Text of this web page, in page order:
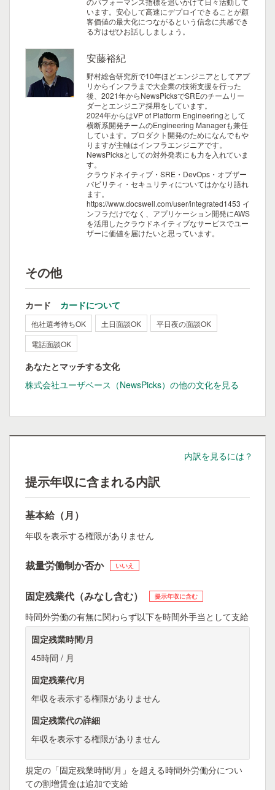
います。安心して高速にデプロイできることが顧
客価値の最大化につながるという信念に共感でき
る方はぜひお話ししましょう。
安藤裕紀
野村総合研究所で10年ほどエンジニアとしてアプ
リからインフラまで大企業の技術支援を行った
後、2021年からNewsPicksでSREのチームリー
ダーとエンジニア採用をしています。
2024年からはVP of Platform Engineeringとして
横断系開発チームのEngineering Managerも兼任
しています。プロダクト開発のためになんでもや
りますが主軸はインフラエンジニアです。
NewsPicksとしての対外発表にも力を入れていま
す。
クラウドネイティブ・SRE・DevOps・オブザー
バビリティ・セキュリティについてはかなり語れ
ます。
https://www.docswell.com/user/integrated1453 イ
ンフラだけでなく、アプリケーション開発にAWS
を活用したクラウドネイティブなサービスでユー
ザーに価値を届けたいと思っています。
その他
カード カードについて
他社選考待ちOK 土日面談OK
平日夜の面談OK
電話面談OK
あなたとマッチする文化
株式会社ユーザベース（NewsPicks）の他の文化を見る
内訳を見るには？
提示年収に含まれる内訳
基本給（月）
年収を表示する権限がありません
裁量労働制か否か いいえ
固定残業代（みなし含む） 提示年収に含む
時間外労働の有無に関わらず以下を時間外手当として支給
固定残業時間/月
45時間 / 月
固定残業代/月
年収を表示する権限がありません
固定残業代の詳細
年収を表示する権限がありません
規定の「固定残業時間/月」を超える時間外労働分につい
ての割増賃金は追加で支給